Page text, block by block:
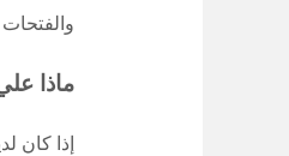
ماذا
إذا كان